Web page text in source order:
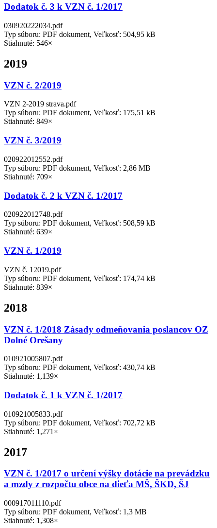
Dodatok č. 3 k VZN č. 1/2017
030920222034.pdf
Typ súboru: PDF dokument, Veľkosť: 504,95 kB
Stiahnuté: 546×
2019
VZN č. 2/2019
VZN 2-2019 strava.pdf
Typ súboru: PDF dokument, Veľkosť: 175,51 kB
Stiahnuté: 849×
VZN č. 3/2019
020922012552.pdf
Typ súboru: PDF dokument, Veľkosť: 2,86 MB
Stiahnuté: 709×
Dodatok č. 2 k VZN č. 1/2017
020922012748.pdf
Typ súboru: PDF dokument, Veľkosť: 508,59 kB
Stiahnuté: 639×
VZN č. 1/2019
VZN č. 12019.pdf
Typ súboru: PDF dokument, Veľkosť: 174,74 kB
Stiahnuté: 839×
2018
VZN č. 1/2018 Zásady odmeňovania poslancov OZ
Dolné Orešany
010921005807.pdf
Typ súboru: PDF dokument, Veľkosť: 430,74 kB
Stiahnuté: 1,139×
Dodatok č. 1 k VZN č. 1/2017
010921005833.pdf
Typ súboru: PDF dokument, Veľkosť: 702,72 kB
Stiahnuté: 1,271×
2017
VZN č. 1/2017 o určení výšky dotácie na prevádzku
a mzdy z rozpočtu obce na dieťa MŠ, ŠKD, ŠJ
000917011110.pdf
Typ súboru: PDF dokument, Veľkosť: 1,3 MB
Stiahnuté: 1,308×